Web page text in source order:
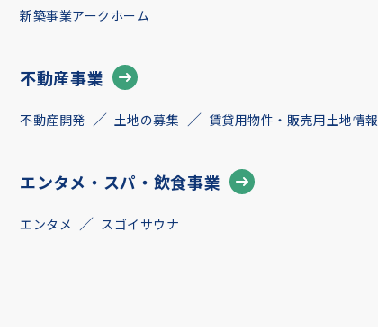
新築事業アークホーム
不動産事業
不動産開発 土地の募集 賃貸用物件・販売用土地情報
エンタメ・スパ・飲食事業
エンタメ スゴイサウナ